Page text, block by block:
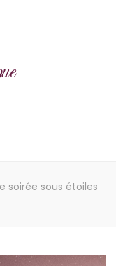
soirée sous étoiles